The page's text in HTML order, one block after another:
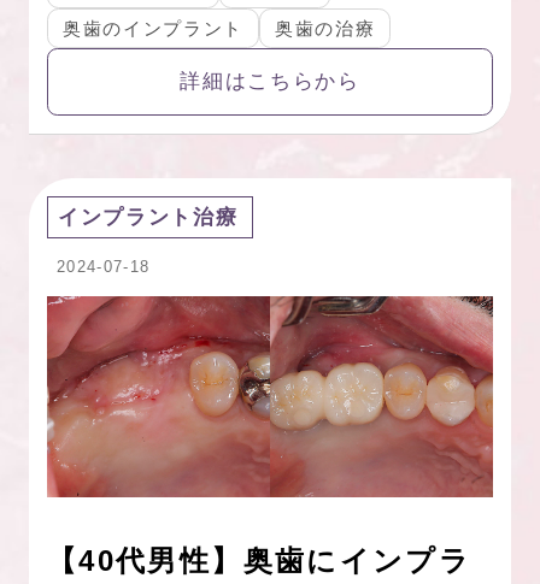
奥歯のインプラント
奥歯の治療
詳細はこちらから
インプラント治療
2024-07-18
【40代男性】奥歯にインプラ